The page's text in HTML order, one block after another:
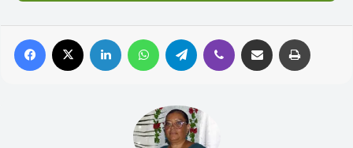
Facebook Linkedin WhatsAppTelegram Viber Compartilhar via e-mail